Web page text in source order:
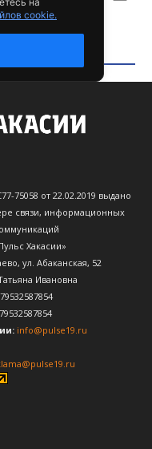
75058 от 22.02.2019 выдано
связи, информационных
Хакасии»
ул. Абаканская, 52
Ивановна
info@pulse19.ru